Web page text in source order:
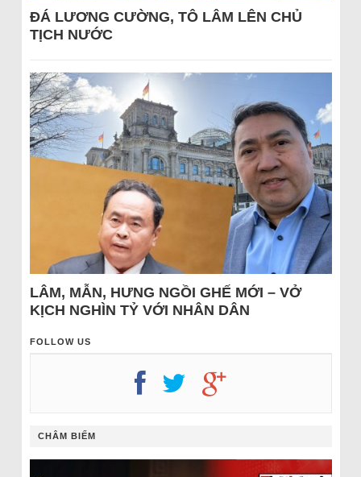
ĐÁ LƯƠNG CƯỜNG, TÔ LÂM LÊN CHỦ
TỊCH NƯỚC
LÂM, MẪN, HƯNG NGỒI GHẾ MỚI – VỞ
KỊCH NGHÌN TỶ VỚI NHÂN DÂN
FOLLOW US
CHÂM BIẾM